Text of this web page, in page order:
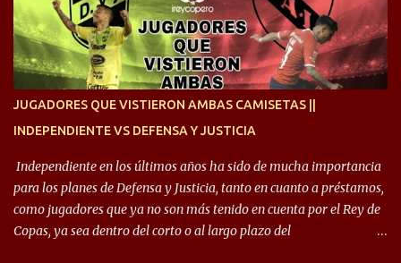
quise dar lo mejor. Si me toca marcharme, estoy agradecido al
hincha”. 🎙️“El equipo hizo un gran trabajo, quedó demostrado en el
resultado. Es nuestro segundo partido, en la pretemporada nos
enfocamos en la preparación física. El grupo está encontrando la
JUGADORES QUE VISTIERON AMBAS CAMISETAS ||
INDEPENDIENTE VS DEFENSA Y JUSTICIA
Independiente en los últimos años ha sido de mucha importancia
para los planes de Defensa y Justicia, tanto en cuanto a préstamos,
como jugadores que ya no son más tenido en cuenta por el Rey de
Copas, ya sea dentro del corto o al largo plazo del